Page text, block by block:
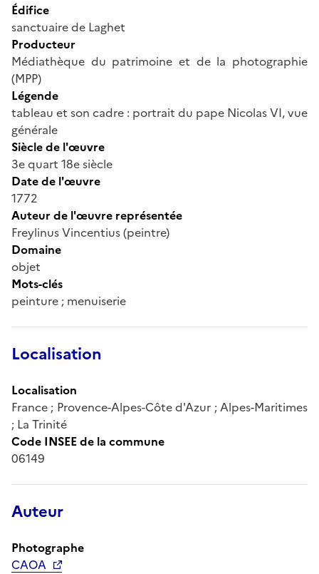
Édifice
sanctuaire de Laghet
Producteur
Médiathèque du patrimoine et de la photographie
(MPP)
Légende
tableau et son cadre : portrait du pape Nicolas VI, vue
générale
Siècle de l'œuvre
3e quart 18e siècle
Date de l'œuvre
1772
Auteur de l'œuvre représentée
Freylinus Vincentius (peintre)
Domaine
objet
Mots-clés
peinture ; menuiserie
Localisation
Localisation
France ; Provence-Alpes-Côte d'Azur ; Alpes-Maritimes
; La Trinité
Code INSEE de la commune
06149
Auteur
Photographe
CAOA